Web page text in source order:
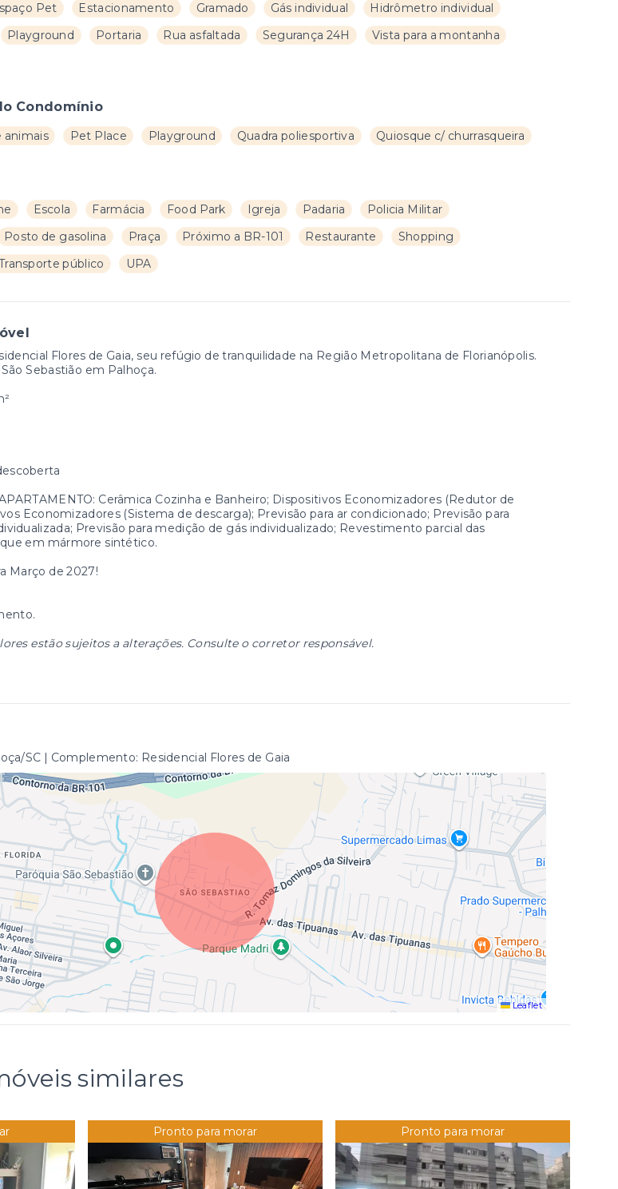
Pet Estacionamento Gramado Gás individual
Hidrômetro individual
Playground Portaria Rua asfaltada Segurança 24H
Vista para a montanha
Condomínio
animais Pet Place Playground Quadra poliesportiva Quiosque c/ churrasqueira
Escola Farmácia Food Park Igreja Padaria
Policia Militar
Posto de gasolina Praça Próximo a BR-101 Restaurante
Shopping
público UPA
Flores de Gaia, seu refúgio de tranquilidade na Região Metropolitana de Florianópolis.
Sebastião em Palhoça.
Cerâmica Cozinha e Banheiro; Dispositivos Economizadores (Redutor de
Economizadores (Sistema de descarga); Previsão para ar condicionado; Previsão para
Previsão para medição de gás individualizado; Revestimento parcial das
em mármore sintético.
Março de 2027!
estão sujeitos a alterações. Consulte o corretor responsável.
SC | Complemento: Residencial Flores de Gaia
Leaflet
similares
Pronto para morar Pronto para morar